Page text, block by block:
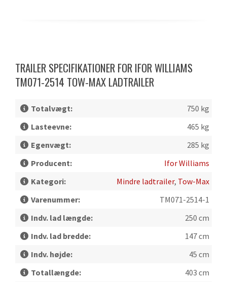
TRAILER SPECIFIKATIONER FOR IFOR WILLIAMS
TM071-2514 TOW-MAX LADTRAILER
Totalvægt:
750 kg
Lasteevne:
465 kg
Egenvægt:
285 kg
Producent:
Ifor Williams
Kategori:
Mindre ladtrailer, Tow-Max
Varenummer:
TM071-2514-1
Indv. lad længde:
250 cm
Indv. lad bredde:
147 cm
Indv. højde:
45 cm
Totallængde:
403 cm